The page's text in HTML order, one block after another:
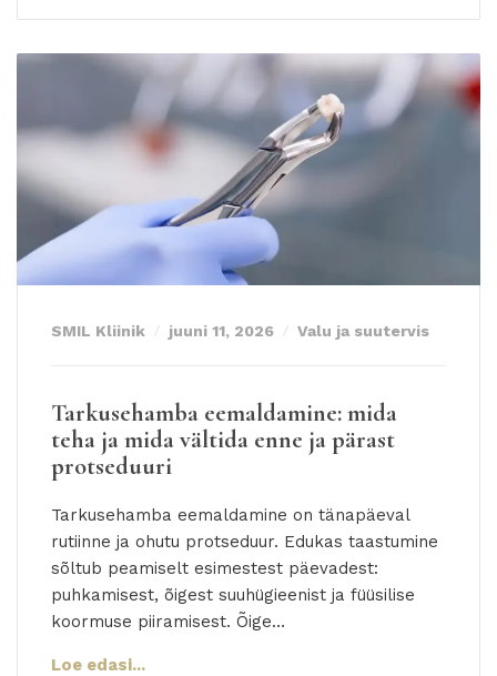
SMIL Kliinik juuni 11, 2026 Valu ja suutervis
Tarkusehamba eemaldamine: mida
teha ja mida vältida enne ja pärast
protseduuri
Tarkusehamba eemaldamine on tänapäeval
rutiinne ja ohutu protseduur. Edukas taastumine
sõltub peamiselt esimestest päevadest:
puhkamisest, õigest suuhügieenist ja füüsilise
koormuse piiramisest. Õige…
Loe edasi...